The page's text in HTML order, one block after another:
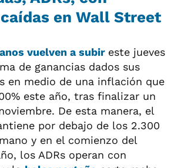
en Wall Street
vuelven a subir este jueves
de ganancias dados sus
en medio de una inflación que
este año, tras finalizar un
De esta manera, el
por debajo de los 2.300
y en el comienzo del
los ADRs operan con